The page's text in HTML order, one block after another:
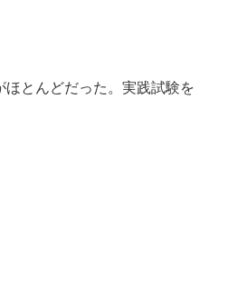
とんどだった。実践試験を